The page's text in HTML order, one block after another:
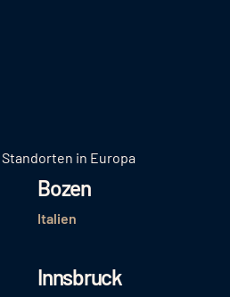
Standorten in Europa
Bozen
Italien
Innsbruck